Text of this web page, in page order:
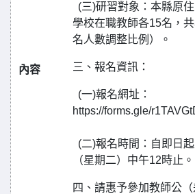
內容
(三)研習對象：本縣原
學校在職教師各15名，
名人數調整比例）。
三、報名資訊：
(一)報名網址：
https://forms.gle/
(二)報名時間：自即日
（星期二）中午12時止。
四、請惠予參加教師公